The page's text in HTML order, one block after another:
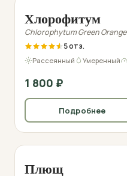
Хлорофитум
Chlorophytum Green Orange
5
Рассеянный Умеренный
1 800 ₽
Подробнее
Плющ